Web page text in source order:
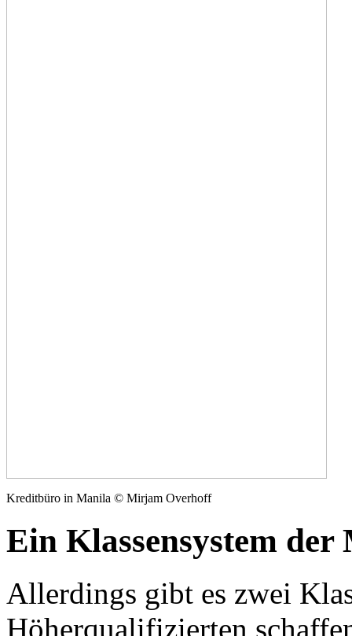
Kreditbüro in Manila © Mirjam Overhoff
Ein Klassensystem
Allerdings gibt es zwei
Höherqualifizierten